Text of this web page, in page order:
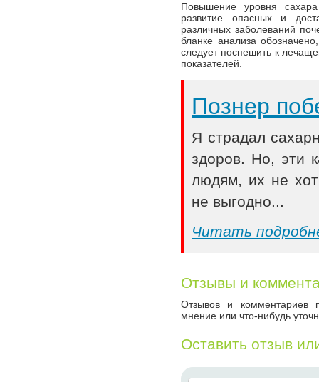
Повышение уровня
развитие опасных и
различных заболеваний
бланке анализа
следует поспешить к
показателей.
Познер
Я страдал
здоров. Но, эти
людям, их не
не выгодно...
Читать
Отзывы и
Отзывов и комментариев
мнение или что-нибудь
Оставить отзыв